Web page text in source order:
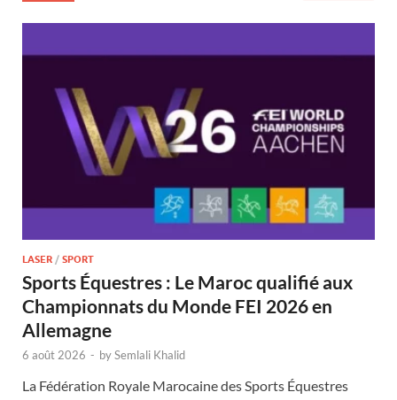
LASER / SPORT
Sports Équestres : Le Maroc qualifié aux
Championnats du Monde FEI 2026 en
Allemagne
6 août 2026 - bySemlali Khalid
La Fédération Royale Marocaine des Sports Équestres